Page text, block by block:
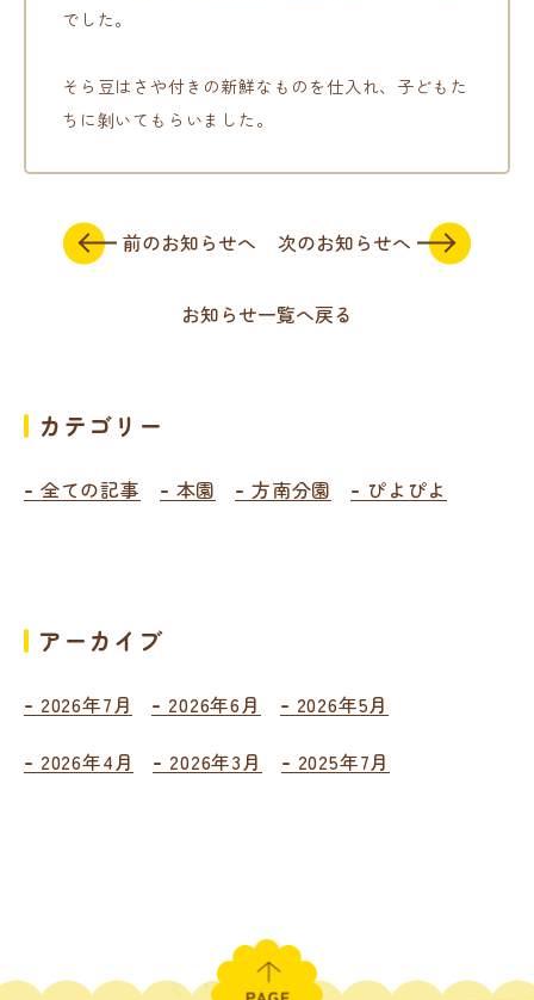
カテゴリー
全ての記事 本園 方南分園 ぴよぴよ
アーカイブ
2026年7月 2026年6月
2026年5月
2026年4月
2026年3月 2025年7月
でした。
そら豆はさや付きの新鮮なものを仕入れ、子どもた
ちに剝いてもらいました。
前のお知らせへ
お知らせ一覧へ戻る
次のお知らせへ